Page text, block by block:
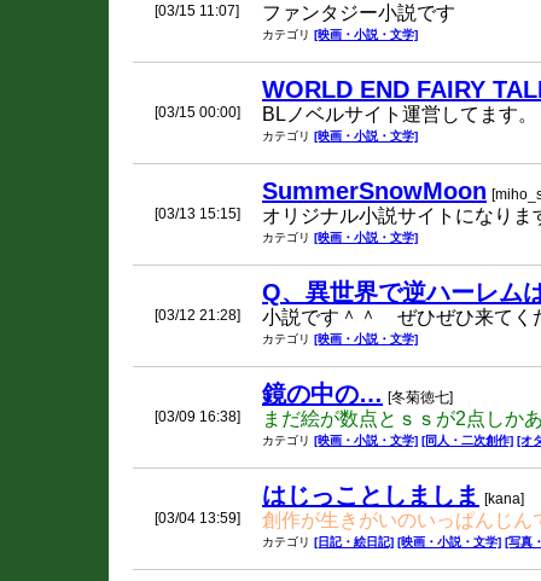
[03/15 11:07] ファンタジー小説です
カテゴリ [映画・小説・文学]
[03/15 00:00]
WORLD END FAIRY
BLノベルサイト運営してます。
カテゴリ [映画・小説・文学]
[03/13 15:15]
SummerSnowMoon
オリジナル小説サイトになり
カテゴリ [映画・小説・文学]
[03/12 21:28]
Q、異世界で逆ハーレム
小説です＾＾ ぜひぜひ来てく
カテゴリ [映画・小説・文学]
[03/09 16:38]
鏡の中の… [冬菊徳七]
まだ絵が数点とｓｓが2点しか
カテゴリ [映画・小説・文学] [同人・二次創作] [オ
[03/04 13:59]
はじっことしましま [kana]
創作が生きがいのいっぱんじん
カテゴリ [日記・絵日記] [映画・小説・文学] [写真